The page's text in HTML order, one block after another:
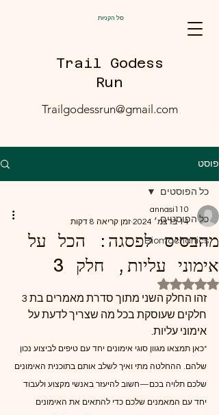
Trail Godess
Run
Trailgodessrun@gmail.com
סל הקניות
פוסט
כל הפוסטים
Biomachanics
כל הפוסטים
מהבסיס לפסגה: הכל על
אימוני עליות, חלק 3
annasi110
14 בדצמ׳ 2024
זמן קריאה 8 דקות
דירוג של NaN מתוך 5 כוכבים
חלקים שעוסקת בכל מה שצריך לדעת על
אימוני עליות.
*כאן תמצאו מגוון סוגי אימונים יחד עם טיפים לביצוע נכון
שלהם. ההחלטה מתי ואיך לשלב אותם בתוכנית האימונים
שלכם תלויה בכם—חשוב להיעזר באנשי מקצוע ולעבוד
יחד עם המאמנים שלכם כדי להתאים את האימונים